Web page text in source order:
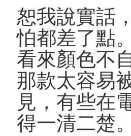
恕我說實話
怕都差了點
看來顏色不
那款太容易
見，有些在
得一清二楚。